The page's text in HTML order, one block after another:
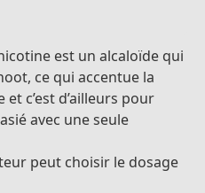
est un alcaloïde qui
ce qui accentue la
c’est d’ailleurs pour
avec une seule
peut choisir le dosage